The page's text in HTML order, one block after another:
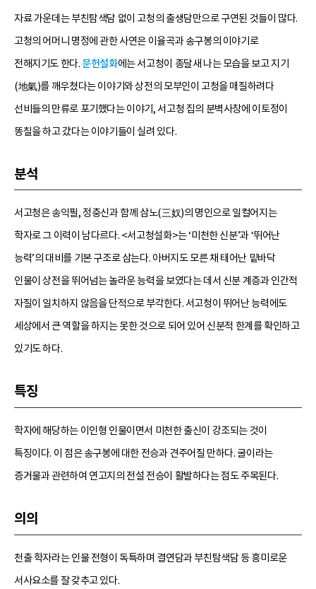
자료 가운데는 부친탐색담 없이 고청의 출생담만으로 구연된 것들이 많다.
고청의 어머니 명정에 관한 사연은 이율곡과 송구봉의 이야기로
전해지기도 한다. 문헌설화에는 서고청이 종달새 나는 모습을 보고 지기
(地氣)를 깨우쳤다는 이야기와 상전의 모부인이 고청을 매질하려다
선비들의 만류로 포기했다는 이야기, 서고청 집의 분벽사창에 이토정이
똥칠을 하고 갔다는 이야기들이 실려 있다.
분석
서고청은 송익필, 정충신과 함께 삼노(三奴)의 명인으로 일컬어지는
학자로 그 이력이 남다르다. <서고청설화>는 ‘미천한 신분’과 ‘뛰어난
능력’의 대비를 기본 구조로 삼는다. 아버지도 모른 채 태어난 밑바닥
인물이 상전을 뛰어넘는 놀라운 능력을 보였다는 데서 신분 계층과 인간적
자질이 일치하지 않음을 단적으로 부각한다. 서고청이 뛰어난 능력에도
세상에서 큰 역할을 하지는 못한 것으로 되어 있어 신분적 한계를 확인하고
있기도 하다.
특징
학자에 해당하는 이인형 인물이면서 미천한 출신이 강조되는 것이
특징이다. 이 점은 송구봉에 대한 전승과 견주어질 만하다. 굴이라는
증거물과 관련하여 연고지의 전설 전승이 활발하다는 점도 주목된다.
의의
천출 학자라는 인물 전형이 독특하며 결연담과 부친탐색담 등 흥미로운
서사요소를 잘 갖추고 있다.